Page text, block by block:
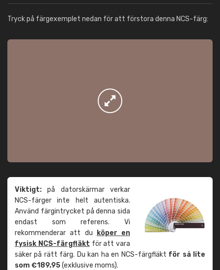
Tryck på färgexemplet nedan för att förstora denna NCS-färg:
Viktigt: på datorskärmar verkar
NCS-färger inte helt autentiska.
Använd färgintrycket på denna sida
endast som referens. Vi
rekommenderar att du
köper en
fysisk NCS-färgfläkt för att vara
säker på rätt färg. Du kan ha en NCS-färgfläkt för så lite
som €189,95(exklusive moms).